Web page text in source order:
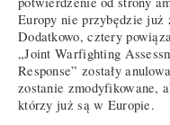
Europy nie przybędzie
Dodatkowo, cztery
„Joint Warfighting
Response” zostały
zostanie zmodyfikowane,
którzy już są w Europie.